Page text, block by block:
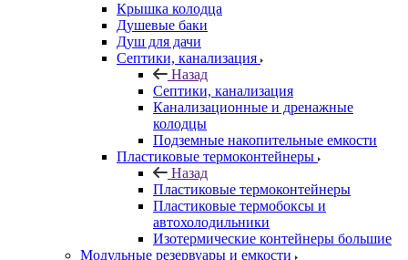
Крышка колодца
Душевые баки
Душ для дачи
Септики, канализация
Назад
Септики, канализация
Канализационные и дренажные
колодцы
Подземные накопительные емкости
Пластиковые термоконтейнеры
Назад
Пластиковые термоконтейнеры
Пластиковые термобоксы и
автохолодильники
Изотермические контейнеры большие
Модульные резервуары и емкости